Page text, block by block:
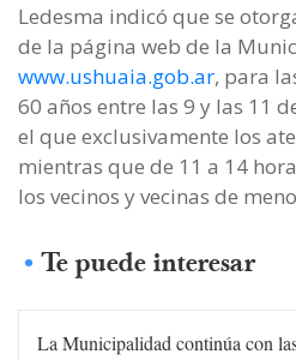
Ledesma indicó que se
de la página web de la
www.ushuaia.gob.ar, para
60 años entre las 9 y las 11
el que exclusivamente los
mientras que de 11 a 14
los vecinos y vecinas de
Te puede interesar
La Municipalidad continúa con